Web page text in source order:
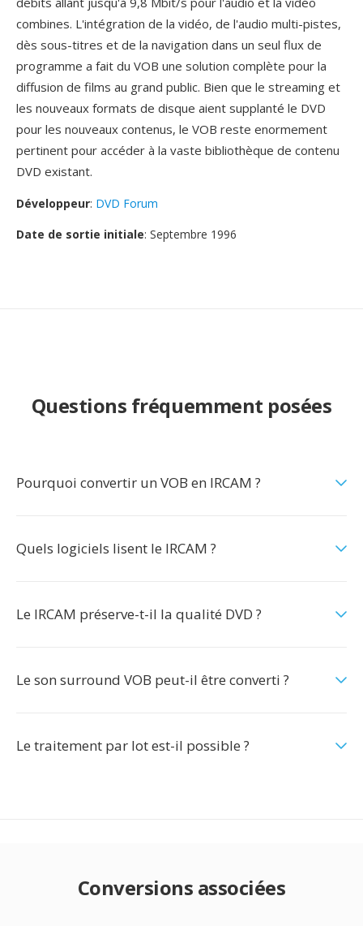
combines. L'intégration de la vidéo, de l'audio multi-pistes,
dès sous-titres et de la navigation dans un seul flux de
programme a fait du VOB une solution complète pour la
diffusion de films au grand public. Bien que le streaming et
les nouveaux formats de disque aient supplanté le DVD
pour les nouveaux contenus, le VOB reste enormement
pertinent pour accéder à la vaste bibliothèque de contenu
DVD existant.
Développeur: DVD Forum
Date de sortie initiale: Septembre 1996
Questions fréquemment posées
Pourquoi convertir un VOB en IRCAM ?
Quels logiciels lisent le IRCAM ?
Le IRCAM préserve-t-il la qualité DVD ?
Le son surround VOB peut-il être converti ?
Le traitement par lot est-il possible ?
Conversions associées